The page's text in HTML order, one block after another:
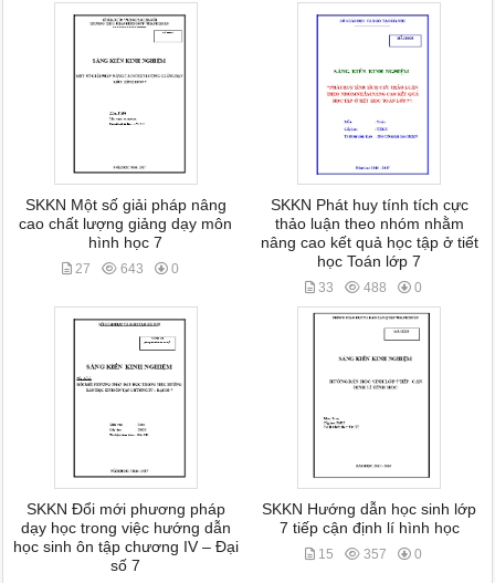
SKKN Một số giải pháp nâng
cao chất lượng giảng dạy môn
hình học 7
27 643 0
SKKN Phát huy tính tích cực
thảo luận theo nhóm nhằm
nâng cao kết quả học tập ở tiết
học Toán lớp 7
33 488 0
SKKN Đổi mới phương pháp
dạy học trong việc hướng dẫn
học sinh ôn tập chương IV – Đại
số 7
SKKN Hướng dẫn học sinh lớp
7 tiếp cận định lí hình học
15 357 0